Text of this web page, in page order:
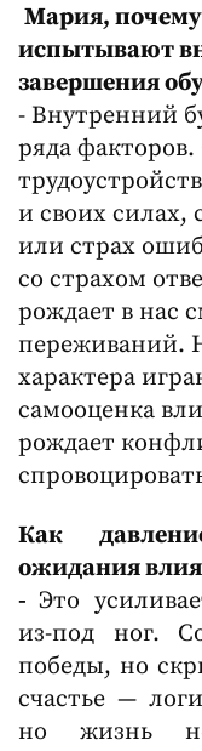
Мария,
испытывают
завершения
- Внутренний
ряда
и своих силах,
или страх
со страхом
рождает в нас
переживаний.
характера
самооценка
рождает
Как
ожидания
-Это
из-под ног.
победы, но
счастье —
но жизнь